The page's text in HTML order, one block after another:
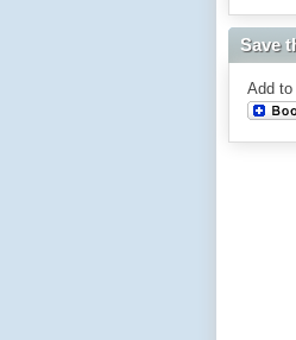
Save
Add to